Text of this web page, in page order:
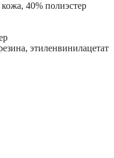
40% полиэстер
этиленвинилацетат